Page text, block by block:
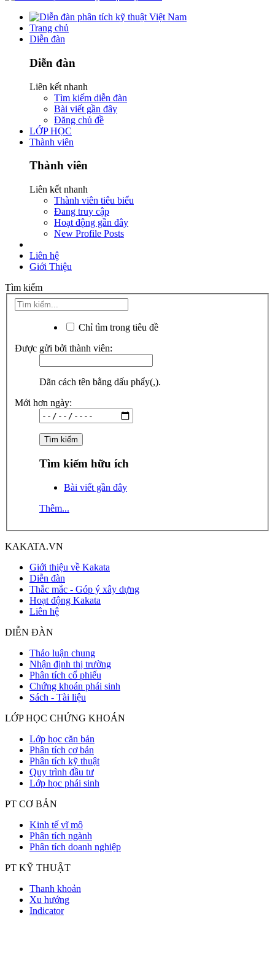
Trang chủ
Diễn đàn
Diễn đàn
Liên kết nhanh
Tìm kiếm diễn đàn
Bài viết gần đây
Đăng chủ đề
LỚP HỌC
Thành viên
Thành viên
Liên kết nhanh
Thành viên tiêu biểu
Đang truy cập
Hoạt động gần đây
New Profile Posts
Liên hệ
Giới Thiệu
Tìm kiếm
Chỉ tìm trong tiêu đề
Được gửi bởi thành viên:
Dãn cách tên bằng dấu phẩy(,).
Mới hơn ngày:
Tìm kiếm hữu ích
Bài viết gần đây
Thêm...
KAKATA.VN
Giới thiệu về Kakata
Diễn đàn
Thắc mắc - Góp ý xây dựng
Hoạt động Kakata
Liên hệ
DIỄN ĐÀN
Thảo luận chung
Nhận định thị trường
Phân tích cổ phiếu
Chứng khoán phái sinh
Sách - Tài liệu
LỚP HỌC CHỨNG KHOÁN
Lớp học căn bản
Phân tích cơ bản
Phân tích kỹ thuật
Quy trình đầu tư
Lớp học phái sinh
PT CƠ BẢN
Kinh tế vĩ mô
Phân tích ngành
Phân tích doanh nghiệp
PT KỸ THUẬT
Thanh khoản
Xu hướng
Indicator